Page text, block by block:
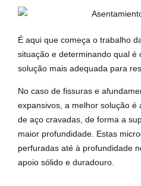
É aqui que começa o trabalho
situação e determinando qual é
solução mais adequada para
No caso de fissuras e
expansivos, a melhor solução é
de aço cravadas, de forma a
maior profundidade. Estas
perfuradas até à profundidade
apoio sólido e duradouro.